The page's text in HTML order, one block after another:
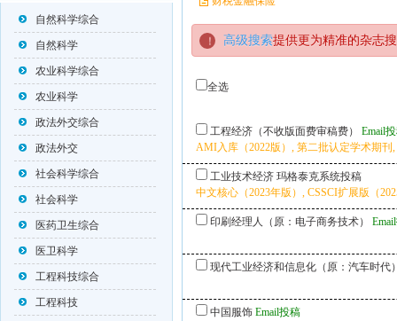
自然科学综合
自然科学
农业科学综合
农业科学
政法外交综合
政法外交
社会科学综合
社会科学
医药卫生综合
医卫科学
工程科技综合
工程科技
高级搜索提供更为精准的杂志
全选
工程经济（不收版面费审稿费）
Email
AMI入库（2022版）, 第二批认定学术期刊,
工业技术经济 玛格泰克系统投稿
中文核心（2023年版）, CSSCI扩展版（
印刷经理人（原：电子商务技术）
现代工业经济和信息化（原：汽车时
中国服饰 Email投稿